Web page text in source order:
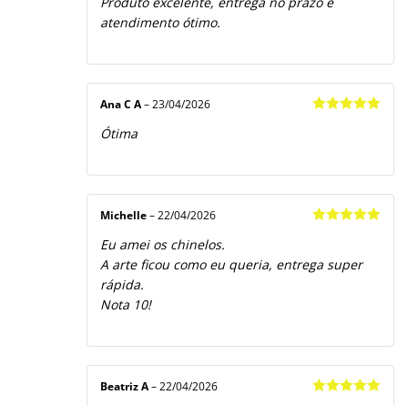
de 5
atendimento ótimo.
Ana C A– 23/04/2026
Ótima
Michelle – 22/04/2026
Eu amei os chinelos.
A arte ficou como eu queria, entrega super
rápida.
Nota 10!
Beatriz A – 22/04/2026